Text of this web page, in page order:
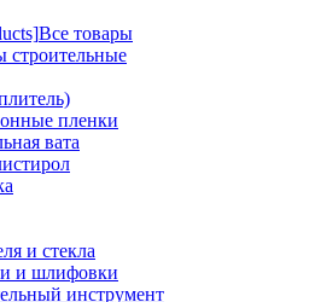
Все товары
строительные
пленки
вата
и стекла
и шлифовки
инструмент